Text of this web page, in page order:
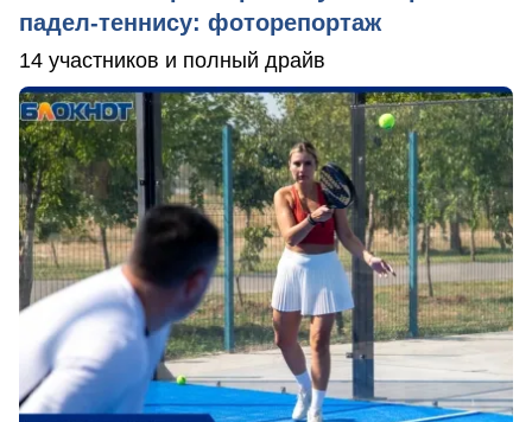
падел-теннису: фоторепортаж
14 участников и полный драйв